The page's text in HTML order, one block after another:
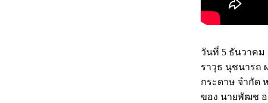
วันที่ 5 ธันวาคม
ราวุธ นุชนารถ
กระดาษ จำกัด
ของ นายพัฒช อ